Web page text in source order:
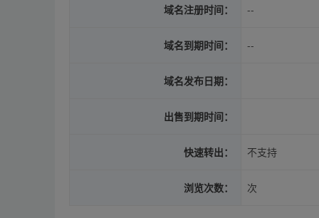
域名注册时间： --
域名到期时间： --
域名发布日期：
出售到期时间：
快速转出： 不支持
浏览次数： 次